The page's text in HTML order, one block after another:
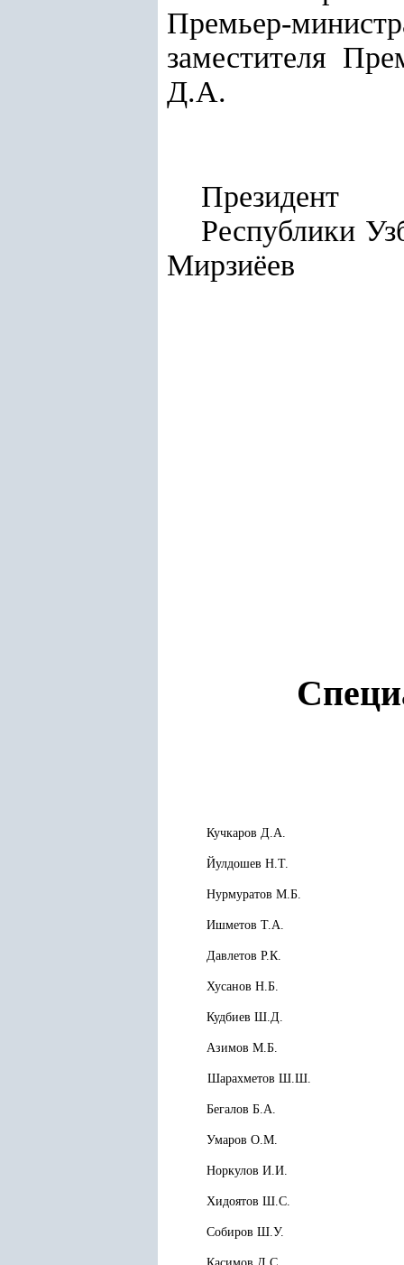
Премьер-
заместителя
Д.А.
Президент
Мирзиёев
Кучкаров Д.А.
Йулдошев Н.Т.
Нурмуратов М.Б.
Ишметов Т.А.
Давлетов Р.К.
Хусанов Н.Б.
Кудбиев Ш.Д.
Азимов М.Б.
Шарахметов Ш.Ш.
Бегалов Б.А.
Умаров О.М.
Норкулов И.И.
Хидоятов Ш.С.
Собиров Ш.У.